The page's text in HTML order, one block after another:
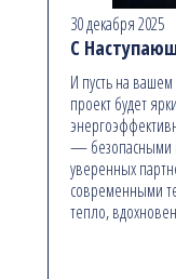
30 декабря 2025
С
И пусть на вашем
проект будет
— безопасными
уверенных
современными
тепло,